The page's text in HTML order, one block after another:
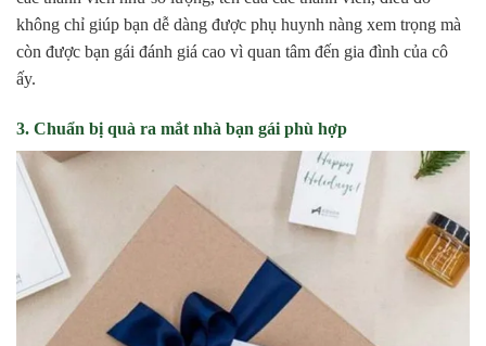
không chỉ giúp bạn dễ dàng được phụ huynh nàng xem trọng mà
còn được bạn gái đánh giá cao vì quan tâm đến gia đình của cô
ấy.
3. Chuẩn bị quà ra mắt nhà bạn gái phù hợp